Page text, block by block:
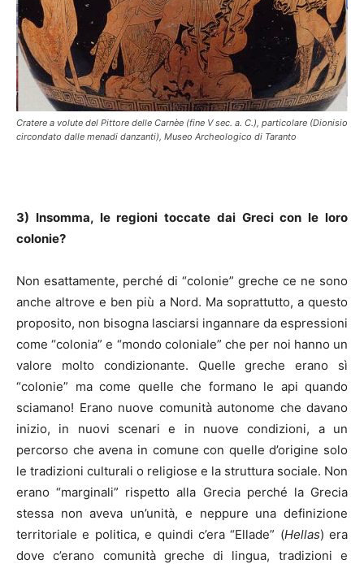
Cratere a volute del Pittore delle Carnèe (fine V sec. a. C.), particolare (Dionisio
circondato dalle menadi danzanti), Museo Archeologico di Taranto
3) Insomma, le regioni toccate dai Greci con le loro
colonie?
Non esattamente, perché di “colonie” greche ce ne sono
anche altrove e ben più a Nord. Ma soprattutto, a questo
proposito, non bisogna lasciarsi ingannare da espressioni
come “colonia” e “mondo coloniale” che per noi hanno un
valore molto condizionante. Quelle greche erano sì
“colonie” ma come quelle che formano le api quando
sciamano! Erano nuove comunità autonome che davano
inizio, in nuovi scenari e in nuove condizioni, a un
percorso che avena in comune con quelle d’origine solo
le tradizioni culturali o religiose e la struttura sociale. Non
erano “marginali” rispetto alla Grecia perché la Grecia
stessa non aveva un’unità, e neppure una definizione
territoriale e politica, e quindi c’era “Ellade” (Hellas) era
dove c’erano comunità greche di lingua, tradizioni e